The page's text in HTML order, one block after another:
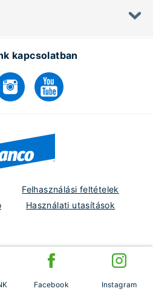
kapcsolatban
Felhasználási feltételek
Használati utasítások
Facebook Instagram